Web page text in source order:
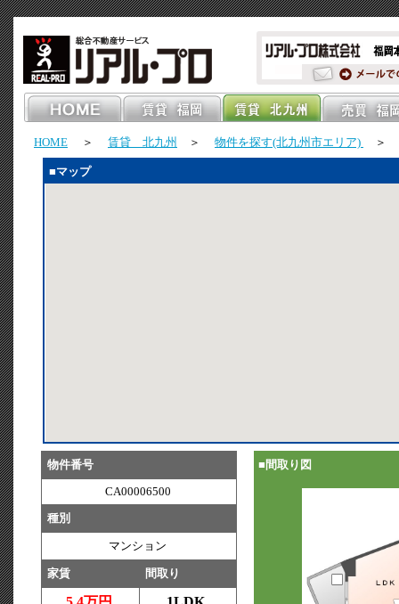
HOME ＞ 賃貸 北九州 ＞ 物件を探す(北九州市エリア) ＞
■マップ
物件番号
CA00006500
種別
マンション
家賃 間取り
■間取り図